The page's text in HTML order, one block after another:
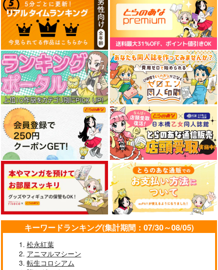
火よ！星の光の瞬きよ
Owen
5,500円（税込）
Fate/Grand Order
巌窟王 エドモン・ダンテス
巌窟王 モンテ・クリスト
藤丸立香サンプル
カート
FGO/FAKE DUME
TOKIMOOON
495円（税込）
Fate/Grand Order オー
ルキャラ
サンプル
カート
えふじいおう和風肖像
画集参
800個入りタコ焼き
専売 787円（税込）
Fate/Grand Order
葛飾北斎
サンプル
カート
AbsoluteZero
990 （税込）
東方Project
フランドール・スカーレット
サンプル
カート
AbsoluteZero
550 （税込）
東方Project 紅美鈴
サンプル
カート
東方スライドキーホル
ダー 十六夜咲夜
AbsoluteZero
990円（税込）
十六夜咲夜
サンプル
作品詳細
東方スライドキーホル
ダー 比那名居天子
AbsoluteZero
990円（税込）
比那名居天子
サンプル
作品詳細
東方スライドキーホル
ダー 博麗霊夢
AbsoluteZero
990円（税込）
博麗霊夢
サンプル
作品詳細
東方スライドキーホル
キーワードランキング(集計期間：07/30～08/05)
松永紅葉
アニマルマシーン
転生コロシアム